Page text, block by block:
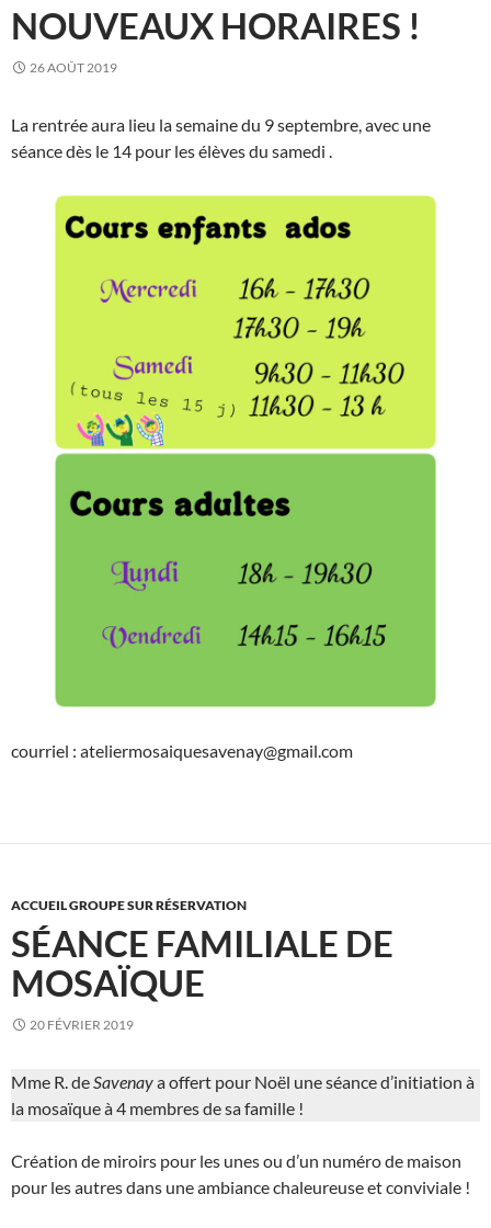
NOUVEAUX HORAIRES !
26 AOÛT 2019
La rentrée aura lieu la semaine du 9 septembre, avec une
séance dès le 14 pour les élèves du samedi .
courriel : ateliermosaiquesavenay@gmail.com
ACCUEIL GROUPE SUR RÉSERVATION
SÉANCE FAMILIALE DE
MOSAÏQUE
20 FÉVRIER 2019
Mme R. deSavenaya offert pour Noël une séance d’initiation à
la mosaïque à 4 membres de sa famille !
Création de miroirs pour les unes ou d’un numéro de maison
pour les autres dans une ambiance chaleureuse et conviviale !